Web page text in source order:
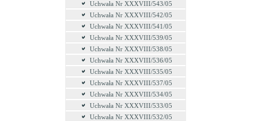
Uchwała Nr XXXVIII/543/05
Uchwała Nr XXXVIII/542/05
Uchwała Nr XXXVIII/541/05
Uchwała Nr XXXVIII/539/05
Uchwała Nr XXXVIII/538/05
Uchwała Nr XXXVIII/536/05
Uchwała Nr XXXVIII/535/05
Uchwała Nr XXXVIII/537/05
Uchwała Nr XXXVIII/534/05
Uchwała Nr XXXVIII/533/05
Uchwała Nr XXXVIII/532/05